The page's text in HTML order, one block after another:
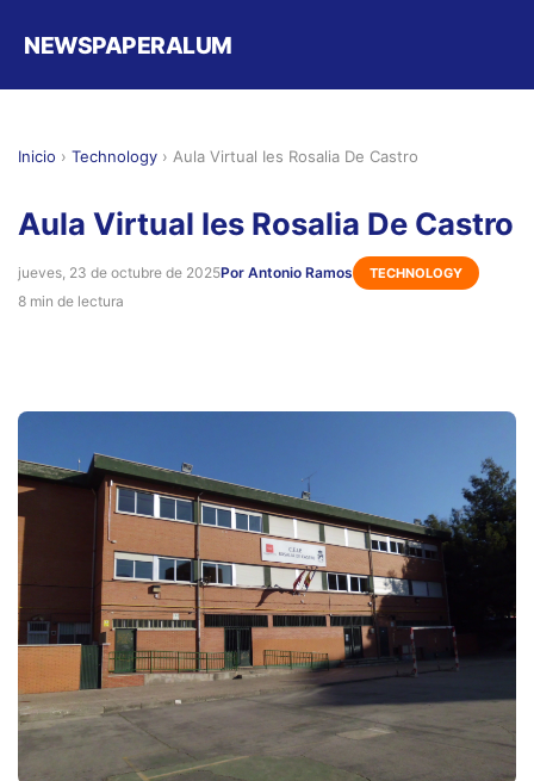
NEWSPAPERALUM
Inicio › Technology › Aula Virtual Ies Rosalia De Castro
Aula Virtual Ies Rosalia De Castro
jueves, 23 de octubre de 2025Por Antonio Ramos TECHNOLOGY
8 min de lectura